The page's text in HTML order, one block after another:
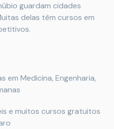
guardam cidades
delas têm cursos em
em Medicina, Engenharia,
e muitos cursos gratuitos